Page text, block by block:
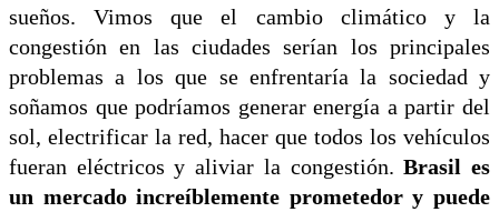
sueños. Vimos que el cambio climático y la
congestión en las ciudades serían los principales
problemas a los que se enfrentaría la sociedad y
soñamos que podríamos generar energía a partir del
sol, electrificar la red, hacer que todos los vehículos
fueran eléctricos y aliviar la congestión.Brasil es
un mercado increíblemente prometedor y puede